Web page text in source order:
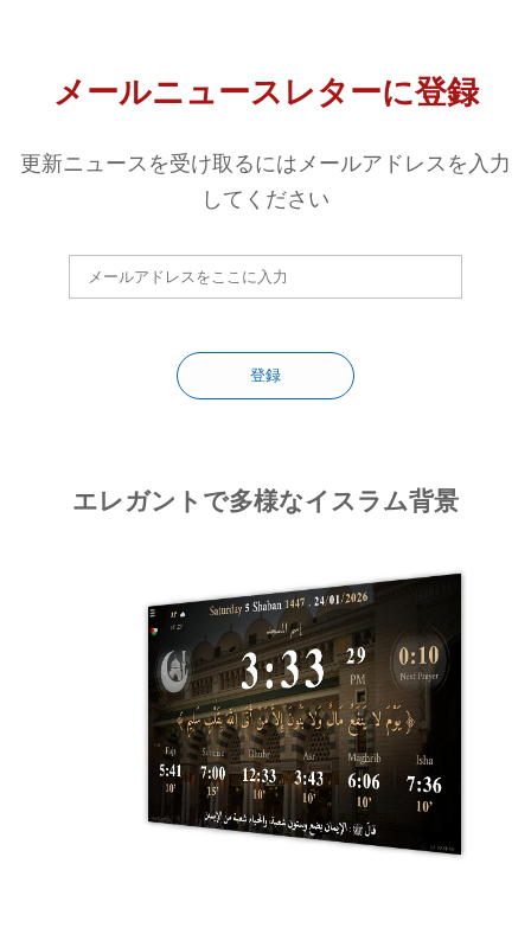
メールニュースレターに登録
更新ニュースを受け取るにはメールアドレスを入力
してください
登録
エレガントで多様なイスラム背景